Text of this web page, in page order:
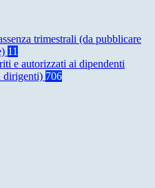
trimestrali (da pubblicare
11
e autorizzati ai dipendenti
dirigenti) 706